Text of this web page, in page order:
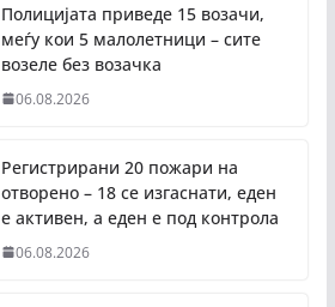
Полицијата приведе 15 возачи,
меѓу кои 5 малолетници – сите
возеле без возачка
06.08.2026
Регистрирани 20 пожари на
отворено – 18 се изгаснати, еден
е активен, а еден е под контрола
06.08.2026